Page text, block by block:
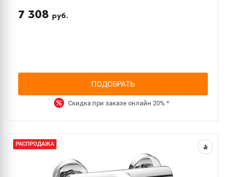
7 308 руб.
ПОДОБРАТЬ
Скидка при заказе онлайн 20% *
РАСПРОДАЖА